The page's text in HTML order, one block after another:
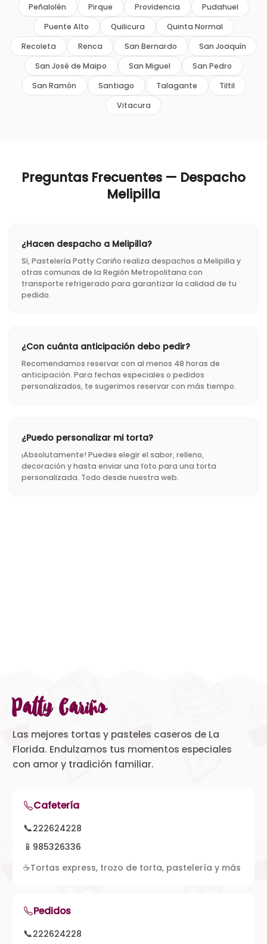
Peñalolén Pirque Providencia
Pudahuel
Puente Alto
Quilicura
Quinta Normal
Recoleta
Renca San Bernardo
San Joaquín
San José de Maipo
San Miguel
San Pedro
San Ramón
Santiago Talagante
Tiltil
Vitacura
Preguntas Frecuentes — Despacho
Melipilla
¿Hacen despacho a Melipilla?
Sí, Pastelería Patty Cariño realiza despachos a Melipilla y
otras comunas de la Región Metropolitana con
transporte refrigerado para garantizar la calidad de tu
pedido.
¿Con cuánta anticipación debo pedir?
Recomendamos reservar con al menos 48 horas de
anticipación. Para fechas especiales o pedidos
personalizados, te sugerimos reservar con más tiempo.
¿Puedo personalizar mi torta?
¡Absolutamente! Puedes elegir el sabor, relleno,
decoración y hasta enviar una foto para una torta
personalizada. Todo desde nuestra web.
Patty Cariño
Las mejores tortas y pasteles caseros de La
Florida. Endulzamos tus momentos especiales
con amor y tradición familiar.
Cafetería
📞222624228
📱 985326336
☕Tortas express, trozo de torta, pastelería y más
Pedidos
📞222624228